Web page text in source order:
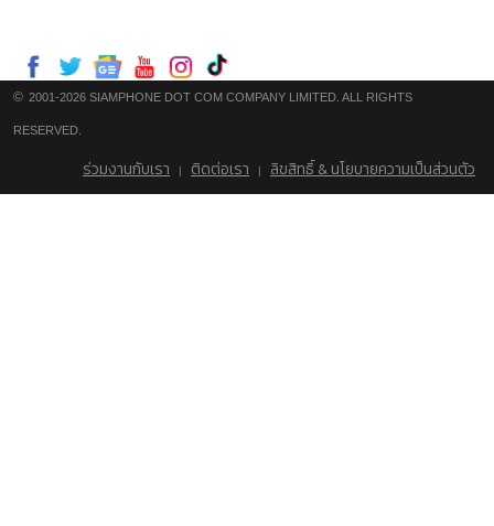
© 2001-2026 SIAMPHONE DOT COM COMPANY LIMITED. ALL RIGHTS
RESERVED.
ร่วมงานกับเรา | ติดต่อเรา | ลิขสิทธิ์ & นโยบายความเป็นส่วนตัว